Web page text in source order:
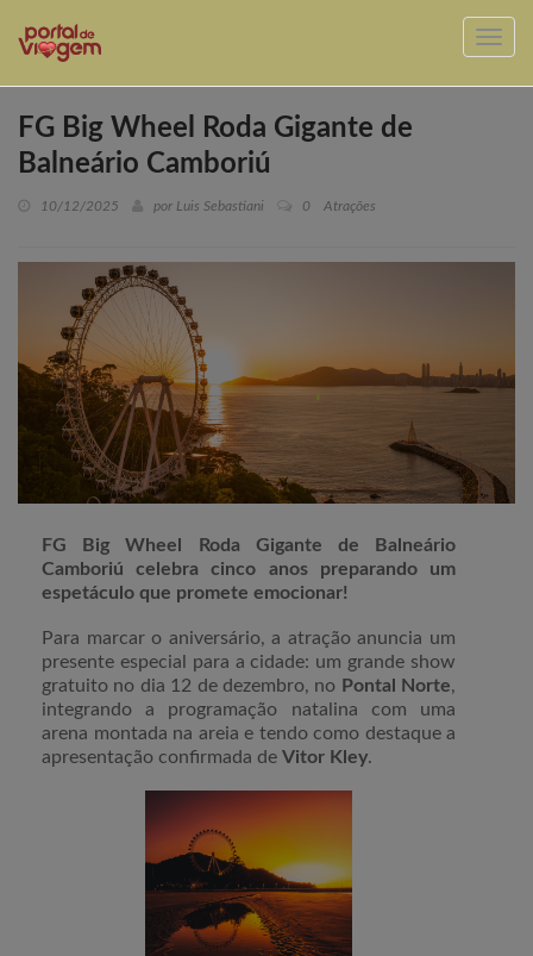
FG Big Wheel Roda Gigante de
Balneário Camboriú
10/12/2025 por Luis Sebastiani 0 Atrações
FG Big Wheel Roda Gigante de Balneário
Camboriú celebra cinco anos preparando um
espetáculo que promete emocionar!
Para marcar o aniversário, a atração anuncia um
presente especial para a cidade: um grande show
gratuito no dia 12 de dezembro, no Pontal Norte,
integrando a programação natalina com uma
arena montada na areia e tendo como destaque a
apresentação confirmada de Vitor Kley.